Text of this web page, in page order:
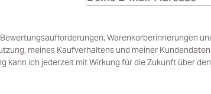
Warenkorberinnerungen
meines Kaufverhaltens und meiner
kann ich jederzeit mit Wirkung für die Zukunft über